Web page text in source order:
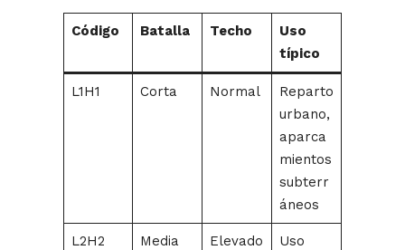
Código Batalla Techo
Uso
típico
L1H1 Corta Normal
Reparto
urbano,
aparca
mientos
subterr
áneos
L2H2 Media Elevado
Uso